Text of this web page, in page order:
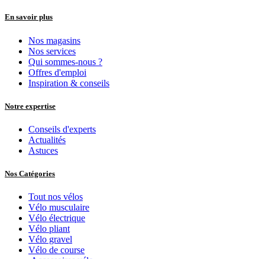
En savoir plus
Nos magasins
Nos services
Qui sommes-nous ?
Offres d'emploi
Inspiration & conseils
Notre expertise
Conseils d'experts
Actualités
Astuces
Nos Catégories
Tout nos vélos
Vélo musculaire
Vélo électrique
Vélo pliant
Vélo gravel
Vélo de course